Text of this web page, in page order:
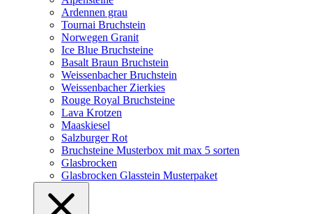
Ardennen grau
Tournai Bruchstein
Norwegen Granit
Ice Blue Bruchsteine
Basalt Braun Bruchstein
Weissenbacher Bruchstein
Weissenbacher Zierkies
Rouge Royal Bruchsteine
Lava Krotzen
Maaskiesel
Salzburger Rot
Bruchsteine Musterbox mit max 5 sorten
Glasbrocken
Glasbrocken Glasstein Musterpaket